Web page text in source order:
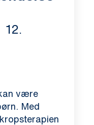
12.
være
Med